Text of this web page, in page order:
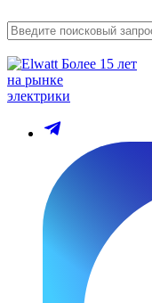
Более 15 лет
на рынке
электрики